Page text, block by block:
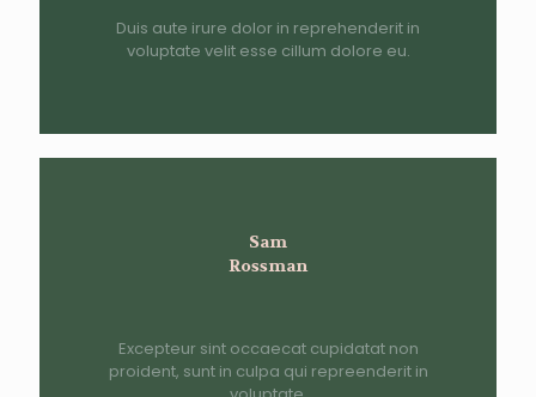
Duis aute irure dolor in reprehenderit in
voluptate velit esse cillum dolore eu.
Sam
Rossman
Excepteur sint occaecat cupidatat non
proident, sunt in culpa qui repreenderit in